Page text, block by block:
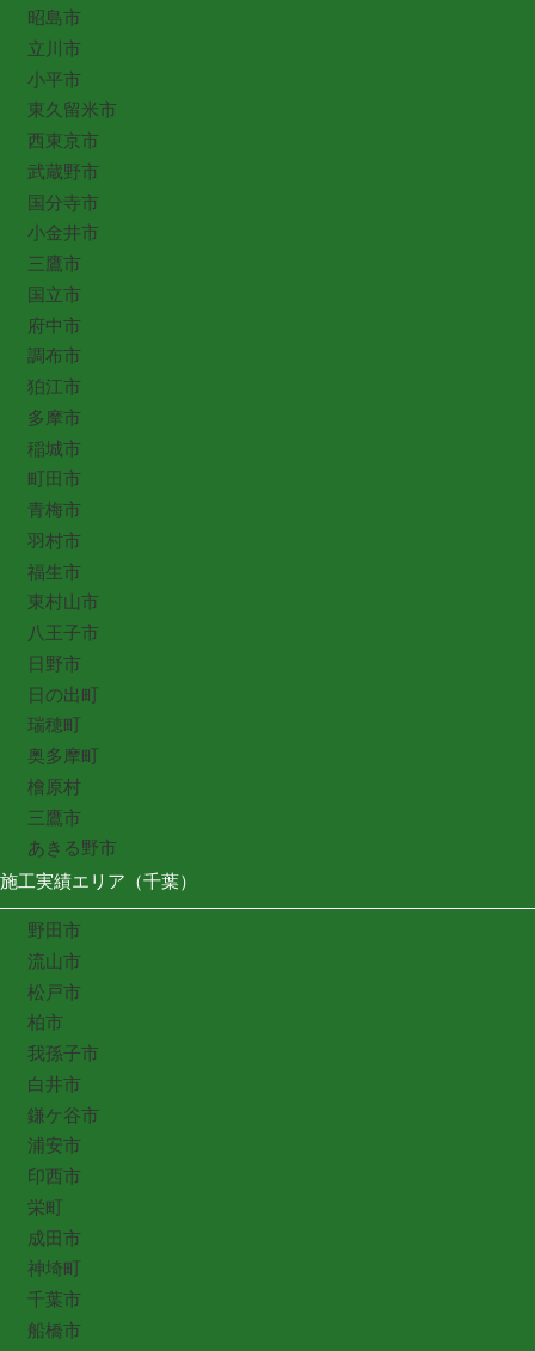
昭島市
立川市
小平市
東久留米市
西東京市
武蔵野市
国分寺市
小金井市
三鷹市
国立市
府中市
調布市
狛江市
多摩市
稲城市
町田市
青梅市
羽村市
福生市
東村山市
八王子市
日野市
日の出町
瑞穂町
奥多摩町
檜原村
三鷹市
あきる野市
施工実績エリア（千葉）
野田市
流山市
松戸市
柏市
我孫子市
白井市
鎌ケ谷市
浦安市
印西市
栄町
成田市
神埼町
千葉市
船橋市